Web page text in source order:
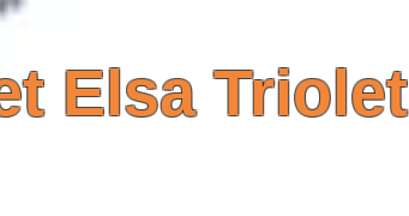
Elsa Triolet